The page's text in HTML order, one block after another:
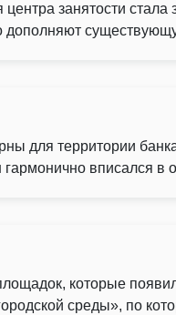
центра занятости стала
дополняют
для территории
гармонично вписался в
которые
среды», по